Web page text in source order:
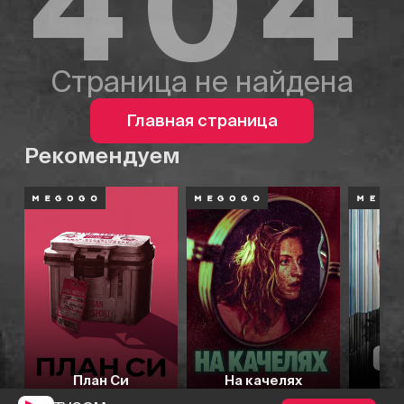
Страница не найдена
Главная страница
Рекомендуем
План Си На качелях